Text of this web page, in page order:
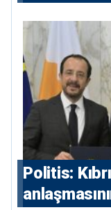
Politis: